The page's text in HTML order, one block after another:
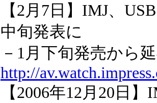
【2月7日】IMJ、
中旬発表に
－1月下旬発売から
http://
【2006年12月20日